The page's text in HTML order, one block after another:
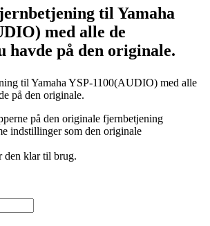
til Yamaha
med alle de
havde på den originale.
til Yamaha YSP-1100(AUDIO) med alle
på den originale.
på den originale fjernbetjening
indstillinger som den originale
den klar til brug.